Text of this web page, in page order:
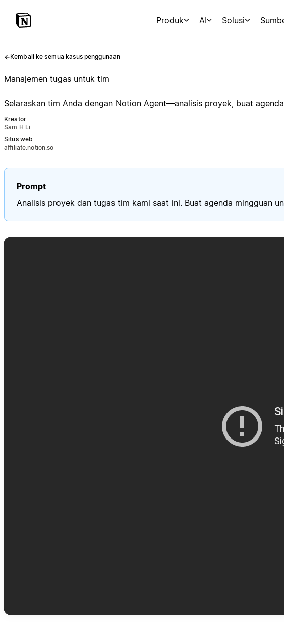
Produk AI Solusi
Kembali ke semua kasus penggunaan
Manajemen tugas untuk tim
Selaraskan tim Anda dengan Notion Agent—analisis proyek, buat
Kreator
Sam H Li
Situs web
affiliate.notion.so
Prompt
Analisis proyek dan tugas tim kami saat ini. Buat agenda mingguan